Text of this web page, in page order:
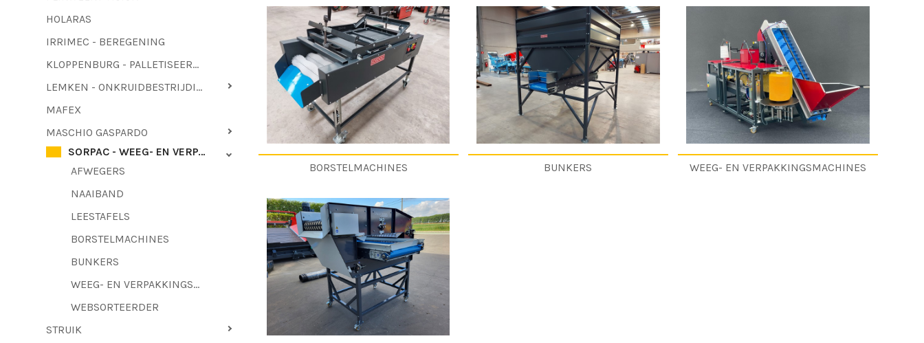
HOLARAS
IRRIMEC - BEREGENING
KLOPPENBURG - PALLETISEERMACHINES - LOOFTREKKERS
LEMKEN - ONKRUIDBESTRIJDING
MAFEX
MASCHIO GASPARDO
SORPAC - WEEG- EN VERPAKKINGSTECHNIEK
AFWEGERS
NAAIBAND
LEESTAFELS
BORSTELMACHINES
BUNKERS
WEEG- EN VERPAKKINGSMACHINES
WEBSORTEERDER
STRUIK
BORSTELMACHINES BUNKERS WEEG- EN VERPAKKINGSMACHINES